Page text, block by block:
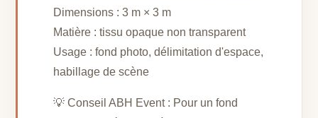
Dimensions : 3 m × 3 m
Matière : tissu opaque non transparent
Usage : fond photo, délimitation d'espace,
habillage de scène
💡 Conseil ABH Event : Pour un fond